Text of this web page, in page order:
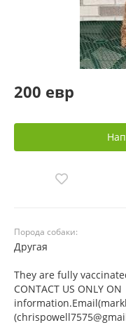
200 евр
Порода собаки:
Другая
They are fully
CONTACT US ONLY ON